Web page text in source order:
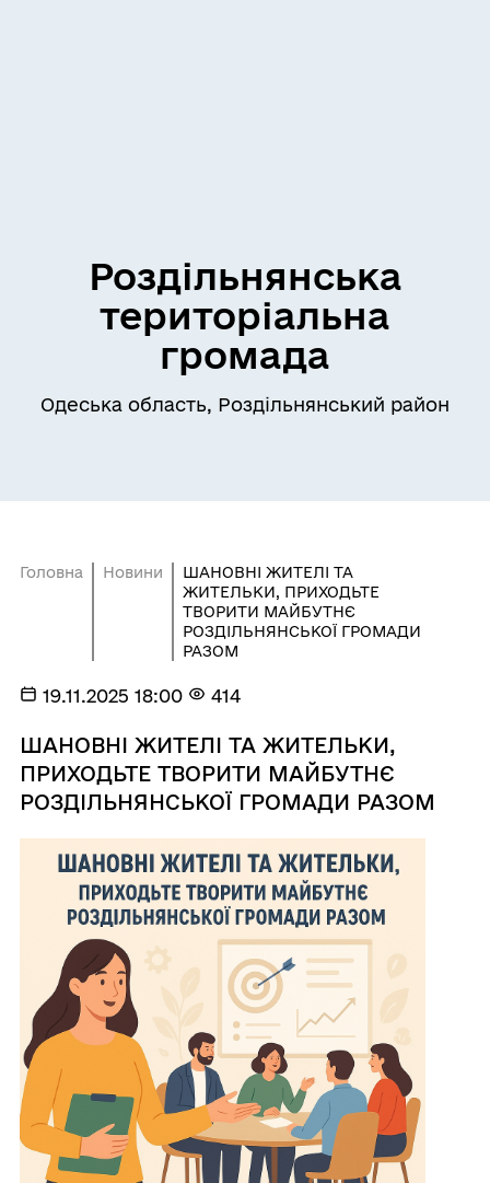
Роздільнянська
територіальна
громада
Одеська область, Роздільнянський район
Головна Новини
ШАНОВНІ ЖИТЕЛІ ТА
ЖИТЕЛЬКИ, ПРИХОДЬТЕ
ТВОРИТИ МАЙБУТНЄ
РОЗДІЛЬНЯНСЬКОЇ ГРОМАДИ
РАЗОМ
19.11.2025 18:00 414
ШАНОВНІ ЖИТЕЛІ ТА ЖИТЕЛЬКИ,
ПРИХОДЬТЕ ТВОРИТИ МАЙБУТНЄ
РОЗДІЛЬНЯНСЬКОЇ ГРОМАДИ РАЗОМ